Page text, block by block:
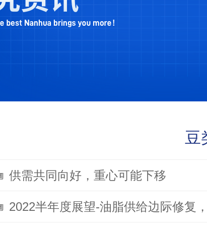
豆
供需共同向好，重心可能下移
2022半年度展望-油脂供给边际修复